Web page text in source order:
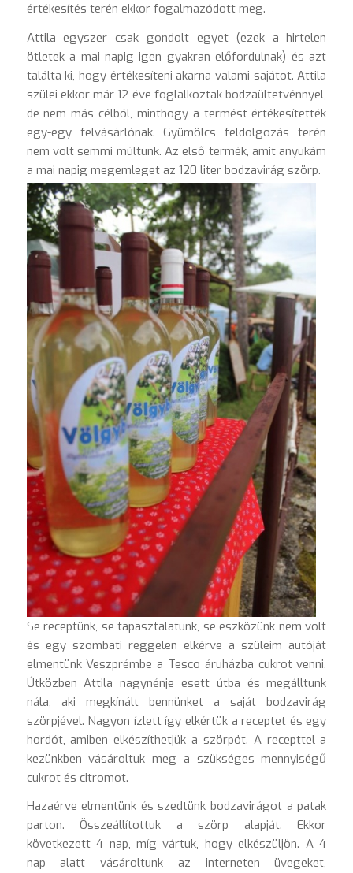
értékesítés terén ekkor fogalmazódott meg.
Attila egyszer csak gondolt egyet (ezek a hirtelen
ötletek a mai napig igen gyakran előfordulnak) és azt
találta ki, hogy értékesíteni akarna valami sajátot. Attila
szülei ekkor már 12 éve foglalkoztak bodzaültetvénnyel,
de nem más célból, minthogy a termést értékesítették
egy-egy felvásárlónak. Gyümölcs feldolgozás terén
nem volt semmi múltunk. Az első termék, amit anyukám
a mai napig megemleget az 120 liter bodzavirág szörp.
Se receptünk, se tapasztalatunk, se eszközünk nem volt
és egy szombati reggelen elkérve a szüleim autóját
elmentünk Veszprémbe a Tesco áruházba cukrot venni.
Útközben Attila nagynénje esett útba és megálltunk
nála, aki megkínált bennünket a saját bodzavirág
szörpjével. Nagyon ízlett így elkértük a receptet és egy
hordót, amiben elkészíthetjük a szörpöt. A recepttel a
kezünkben vásároltuk meg a szükséges mennyiségű
cukrot és citromot.
Hazaérve elmentünk és szedtünk bodzavirágot a patak
parton. Összeállítottuk a szörp alapját. Ekkor
következett 4 nap, míg vártuk, hogy elkészüljön. A 4
nap alatt vásároltunk az interneten üvegeket,